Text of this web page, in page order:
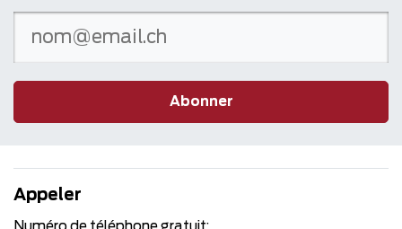
Abonner
Appeler